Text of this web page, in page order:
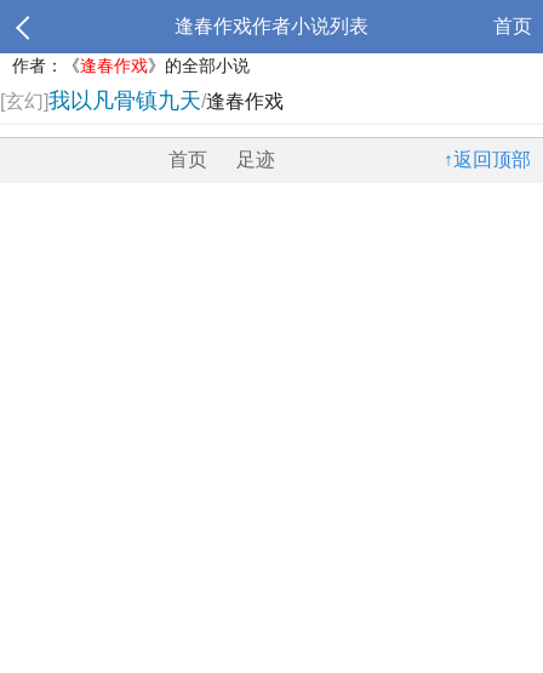
逢春作戏作者小说列表 首页
作者：《逢春作戏》的全部小说
[玄幻]我以凡骨镇九天/逢春作戏
↑返回顶部
首页 足迹